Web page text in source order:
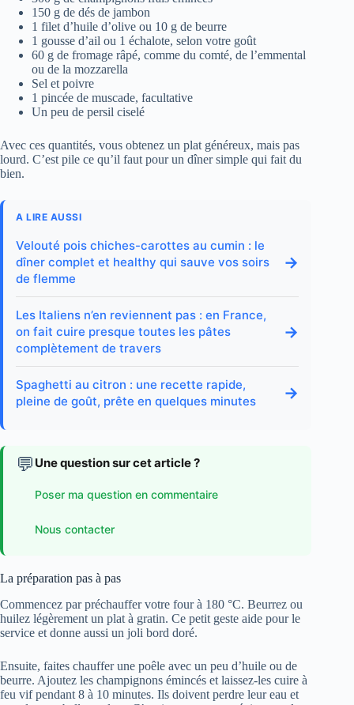
150 g de dés de jambon
1 filet d’huile d’olive ou 10 g de beurre
1 gousse d’ail ou 1 échalote, selon votre goût
60 g de fromage râpé, comme du comté, de l’emmental
ou de la mozzarella
Sel et poivre
1 pincée de muscade, facultative
Un peu de persil ciselé
Avec ces quantités, vous obtenez un plat généreux, mais pas
lourd. C’est pile ce qu’il faut pour un dîner simple qui fait du
bien.
A LIRE AUSSI
Velouté pois chiches-carottes au cumin : le
dîner complet et healthy qui sauve vos soirs
de flemme
→
Les Italiens n’en reviennent pas : en France,
on fait cuire presque toutes les pâtes
complètement de travers
→
Spaghetti au citron : une recette rapide,
pleine de goût, prête en quelques minutes
→
💬 Une question sur cet article ?
Poser ma question en commentaire
Nous contacter
La préparation pas à pas
Commencez par préchauffer votre four à 180 °C. Beurrez ou
huilez légèrement un plat à gratin. Ce petit geste aide pour le
service et donne aussi un joli bord doré.
Ensuite, faites chauffer une poêle avec un peu d’huile ou de
beurre. Ajoutez les champignons émincés et laissez-les cuire à
feu vif pendant 8 à 10 minutes. Ils doivent perdre leur eau et